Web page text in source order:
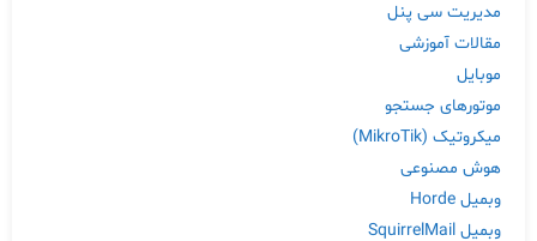
مدیریت سی پنل
مقالات آموزشی
موبایل
موتورهای جستجو
میکروتیک (MikroTik)
هوش مصنوعی
وبمیل Horde
وبمیل SquirrelMail